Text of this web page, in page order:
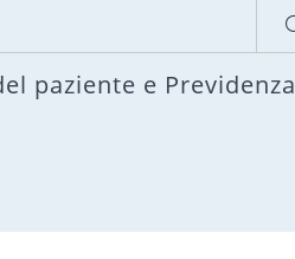
paziente e Previdenza